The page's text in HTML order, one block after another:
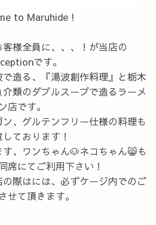
to Maruhide !
様全員に、、、！が当店の
です。
造る、『湯波創作料理』と栃木
類のダブルスープで造るラーメ
ン店です。
、グルテンフリー仕様の料理も
ております！
、ワンちゃん🐶ネコちゃん😸も
席にてご利用下さい！
の際はには、必ずケージ内でのご
せて頂きます。